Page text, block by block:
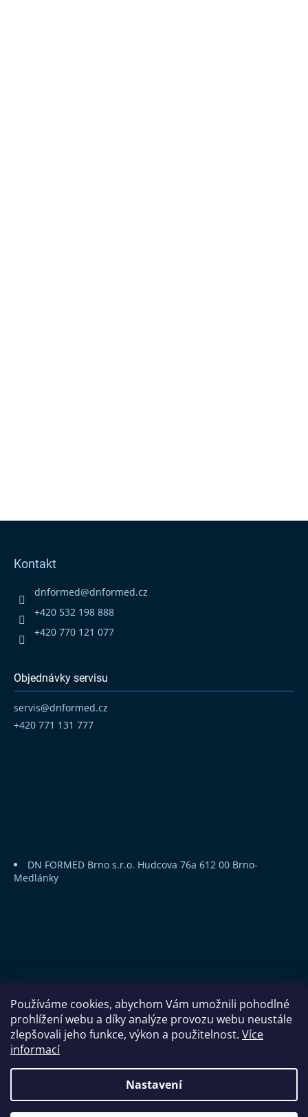
Používáme cookies, abychom Vám umožnili pohodlné
prohlížení webu a díky analýze provozu webu neustále
zlepšovali jeho funkce, výkon a použitelnost. Více
informací
Nastavení
Kontakt
dnformed@dnformed.cz
+420 532 198 888
+420 770 121 077
Objednávky servisu
servis@dnformed.cz
+420 771 131 777
DN FORMED Brno s.r.o. Hudcova 76a 612 00 Brno-
Medlánky
DN FORMED Brno s.r.o.
vyhrazena.